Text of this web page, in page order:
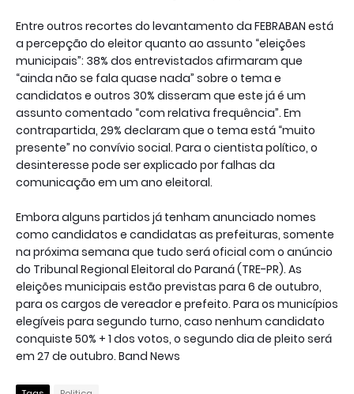
Entre outros recortes do levantamento da FEBRABAN está
a percepção do eleitor quanto ao assunto “eleições
municipais”: 38% dos entrevistados afirmaram que
“ainda não se fala quase nada” sobre o tema e
candidatos e outros 30% disseram que este já é um
assunto comentado “com relativa frequência”. Em
contrapartida, 29% declaram que o tema está “muito
presente” no convívio social. Para o cientista político, o
desinteresse pode ser explicado por falhas da
comunicação em um ano eleitoral.
Embora alguns partidos já tenham anunciado nomes
como candidatos e candidatas as prefeituras, somente
na próxima semana que tudo será oficial com o anúncio
do Tribunal Regional Eleitoral do Paraná (TRE-PR). As
eleições municipais estão previstas para 6 de outubro,
para os cargos de vereador e prefeito. Para os municípios
elegíveis para segundo turno, caso nenhum candidato
conquiste 50% + 1 dos votos, o segundo dia de pleito será
em 27 de outubro. Band News